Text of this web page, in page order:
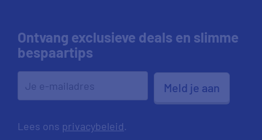
Ontvang exclusieve deals en slimme
bespaartips
Meld je aan
Lees ons privacybeleid.